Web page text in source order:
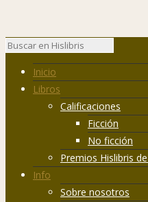
Inicio
Libros
Calificaciones
Ficción
No ficción
Premios Hislibris
Info
Sobre nosotros